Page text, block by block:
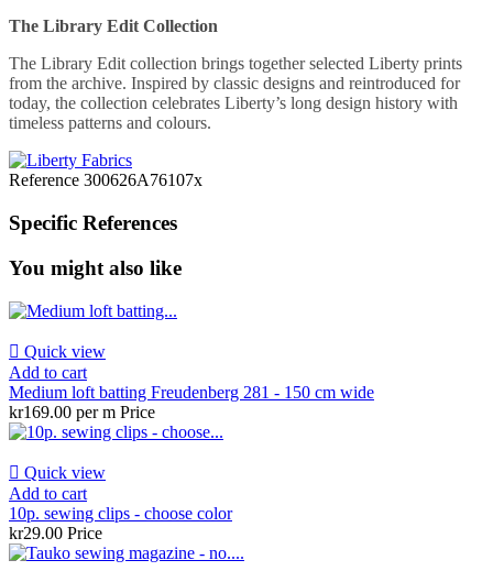
The Library Edit Collection
The Library Edit collection brings together selected Liberty prints
from the archive. Inspired by classic designs and reintroduced for
today, the collection celebrates Liberty’s long design history with
timeless patterns and colours.
Reference 300626A76107x
Specific References
You might also like
 Quick view
Add to cart
Medium loft batting Freudenberg 281 - 150 cm wide
kr169.00 per m Price
 Quick view
Add to cart
10p. sewing clips - choose color
kr29.00 Price